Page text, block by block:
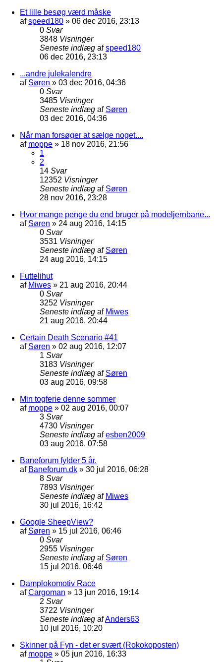
Et lille besøg værd måske
afspeed180 » 06 dec 2016, 23:13
0 Svar
3848 Visninger
Seneste indlæg afspeed180
06 dec 2016, 23:13
...andre julekalendre
af Søren » 03 dec 2016, 04:36
0 Svar
3485 Visninger
Seneste indlæg af Søren
03 dec 2016, 04:36
Når man forsøger at sælge noget....
af moppe » 18 nov 2016, 21:56
1
2
14 Svar
12352 Visninger
Seneste indlæg af Søren
28 nov 2016, 23:28
Hvor mange penge du end bruger på modeljernbane...
af Søren » 24 aug 2016, 14:15
0 Svar
3531 Visninger
Seneste indlæg af Søren
24 aug 2016, 14:15
Futtelihut
af Miwes » 21 aug 2016, 20:44
0 Svar
3252 Visninger
Seneste indlæg af Miwes
21 aug 2016, 20:44
Certain Death Scenario #41
af Søren » 02 aug 2016, 12:07
1 Svar
3183 Visninger
Seneste indlæg af Søren
03 aug 2016, 09:58
Min togferie denne sommer
af moppe » 02 aug 2016, 00:07
3 Svar
4730 Visninger
Seneste indlæg afesben2009
03 aug 2016, 07:58
Baneforum fylder 5 år.
af Baneforum.dk » 30 jul 2016, 06:28
8 Svar
7893 Visninger
Seneste indlæg af Miwes
30 jul 2016, 16:42
Google SheepView?
af Søren » 15 jul 2016, 06:46
0 Svar
2955 Visninger
Seneste indlæg af Søren
15 jul 2016, 06:46
Damplokomotiv Race
afCargoman » 13 jun 2016, 19:14
2 Svar
3722 Visninger
Seneste indlæg afAnders63
10 jul 2016, 10:20
Skinner på Fyn - det er svært (Rokokoposten)
af moppe » 05 jun 2016, 16:33